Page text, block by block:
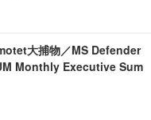
大捕物／MS Defender
Monthly Executive Sum